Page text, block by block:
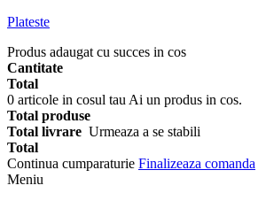
Plateste
Produs adaugat cu succes in cos
Cantitate
Total
0 articole in cosul tau Ai un produs in cos.
Total produse
Total livrare Urmeaza a se stabili
Total
Continua cumparaturie Finalizeaza comanda
Meniu